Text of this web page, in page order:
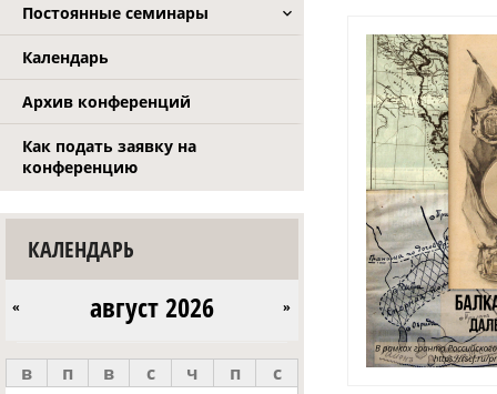
Постоянные семинары
Календарь
Архив конференций
Как подать заявку на
конференцию
КАЛЕНДАРЬ
август 2026
« »
в п в с ч п с